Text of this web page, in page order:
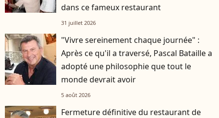
dans ce fameux restaurant
31 juillet 2026
"Vivre sereinement chaque journée" :
Après ce qu'il a traversé, Pascal Bataille a
adopté une philosophie que tout le
monde devrait avoir
5 août 2026
Fermeture définitive du restaurant de